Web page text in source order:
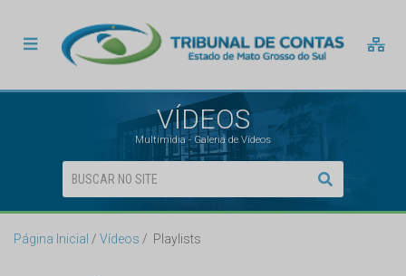
VÍDEOS
Multimídia - Galeria de Vídeos
Página Inicial Vídeos Playlists